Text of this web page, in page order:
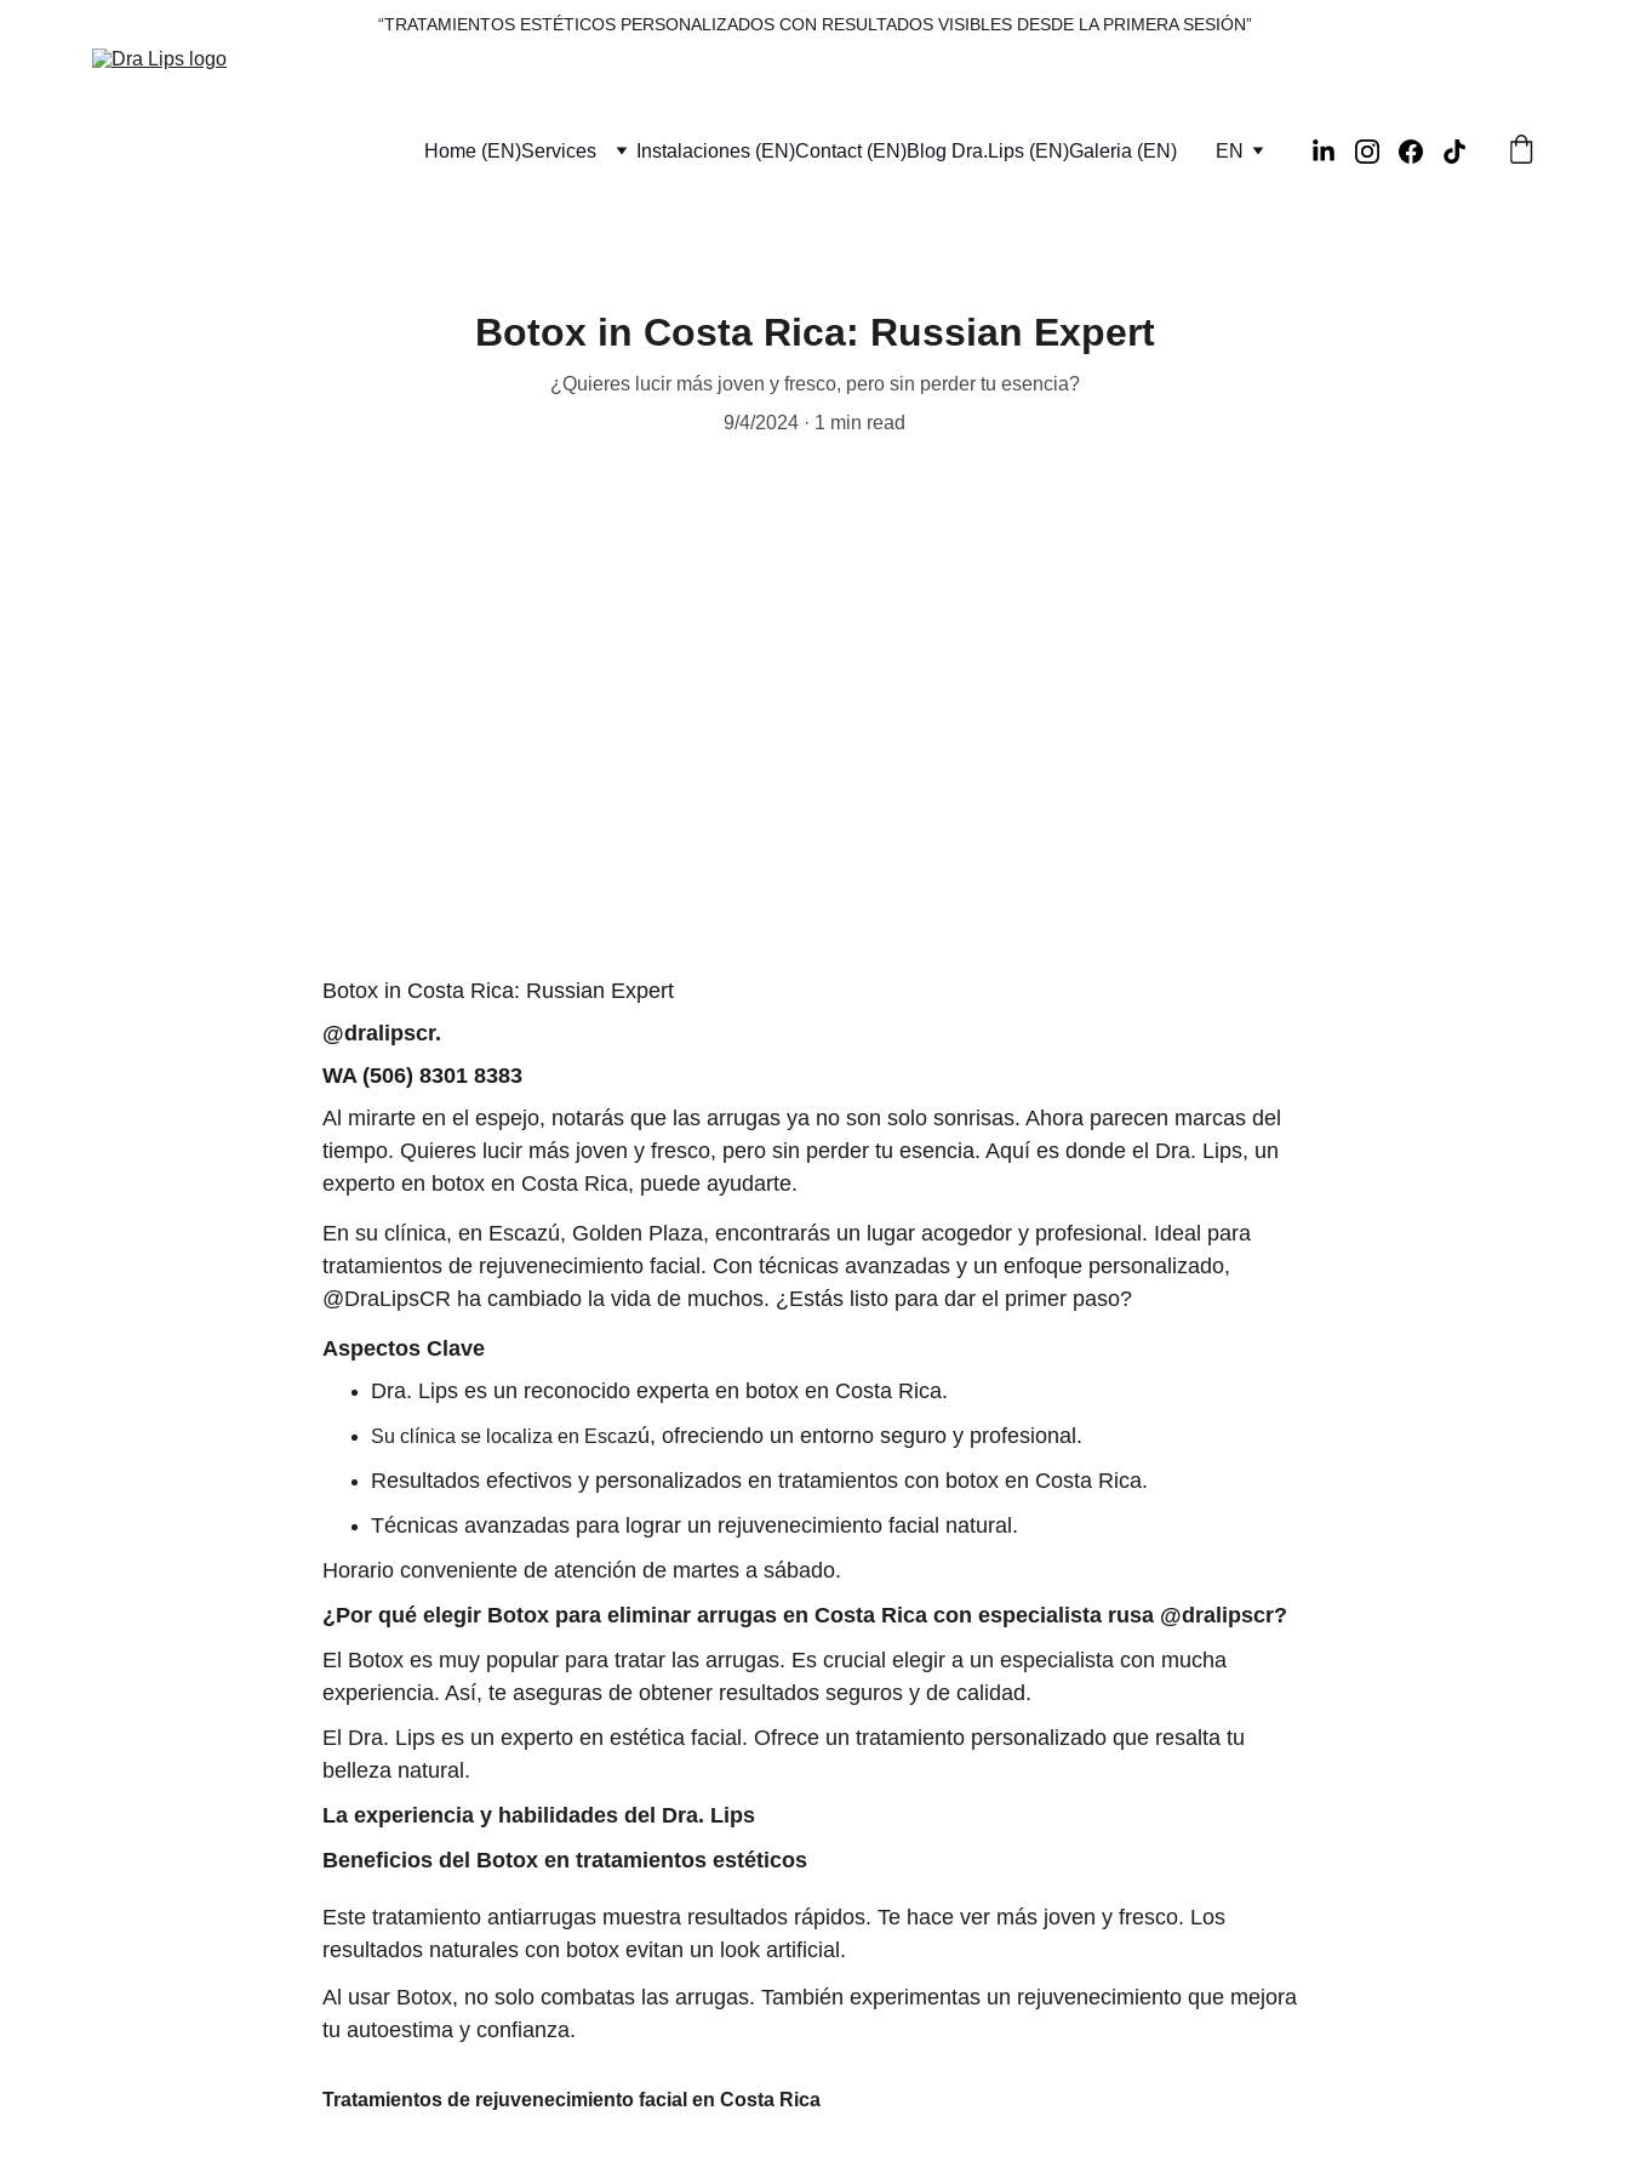
“TRATAMIENTOS ESTÉTICOS PERSONALIZADOS CON RESULTADOS VISIBLES DESDE LA PRIMERA SESIÓN”
Home (EN)Services Instalaciones (EN)Contact (EN)Blog Dra.Lips (EN)Galeria (EN) EN
Botox in Costa Rica: Russian Expert
¿Quieres lucir más joven y fresco, pero sin perder tu esencia?
9/4/2024
1 min read
Botox in Costa Rica: Russian Expert
@dralipscr.
WA (506) 8301 8383
Al mirarte en el espejo, notarás que las arrugas ya no son solo sonrisas. Ahora parecen marcas del
tiempo. Quieres lucir más joven y fresco, pero sin perder tu esencia. Aquí es donde el Dra. Lips, un
experto en botox en Costa Rica, puede ayudarte.
En su clínica, en Escazú, Golden Plaza, encontrarás un lugar acogedor y profesional. Ideal para
tratamientos de rejuvenecimiento facial. Con técnicas avanzadas y un enfoque personalizado,
@DraLipsCR ha cambiado la vida de muchos. ¿Estás listo para dar el primer paso?
Aspectos Clave
Dra. Lips es un reconocido experta en botox en Costa Rica.
Su clínica se localiza en Escazú, ofreciendo un entorno seguro y profesional.
Resultados efectivos y personalizados en tratamientos con botox en Costa Rica.
Técnicas avanzadas para lograr un rejuvenecimiento facial natural.
Horario conveniente de atención de martes a sábado.
¿Por qué elegir Botox para eliminar arrugas en Costa Rica con especialista rusa @dralipscr?
El Botox es muy popular para tratar las arrugas. Es crucial elegir a un especialista con mucha
experiencia. Así, te aseguras de obtener resultados seguros y de calidad.
El Dra. Lips es un experto en estética facial. Ofrece un tratamiento personalizado que resalta tu
belleza natural.
La experiencia y habilidades del Dra. Lips
Beneficios del Botox en tratamientos estéticos
Este tratamiento antiarrugas muestra resultados rápidos. Te hace ver más joven y fresco. Los
resultados naturales con botox evitan un look artificial.
Al usar Botox, no solo combatas las arrugas. También experimentas un rejuvenecimiento que mejora
tu autoestima y confianza.
Tratamientos de rejuvenecimiento facial en Costa Rica